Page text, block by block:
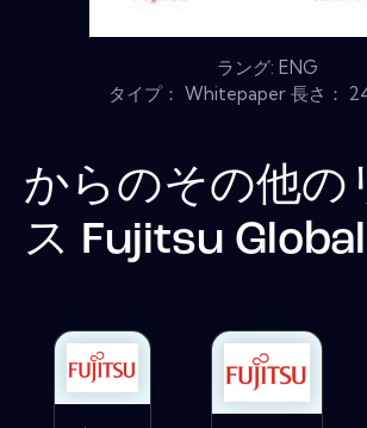
ラング: ENG
タイプ： Whitepaper 長さ：
からのその他の
ス Fujitsu Global